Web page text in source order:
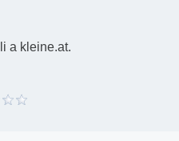
a kleine.at.